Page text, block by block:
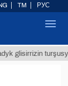
turşusy (t.)
TM РУС